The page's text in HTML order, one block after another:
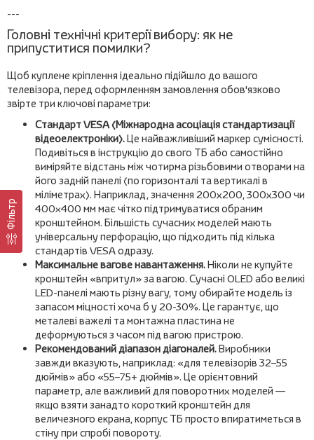
Фільтр
---
Головні технічні критерії вибору: як не
припуститися помилки?
Щоб куплене кріплення ідеально підійшло до вашого
телевізора, перед оформленням замовлення обов'язково
звірте три ключові параметри:
Стандарт VESA (Міжнародна асоціація стандартизації
відеоелектроніки).Це найважливіший маркер сумісності.
Подивіться в інструкцію до свого ТБ або самостійно
виміряйте відстань між чотирма різьбовими отворами на
його задній панелі (по горизонталі та вертикалі в
міліметрах). Наприклад, значення 200х200, 300х300 чи
400x400 мм має чітко підтримуватися обраним
кронштейном. Більшість сучасних моделей мають
універсальну перфорацію, що підходить під кілька
стандартів VESA одразу.
Максимальне вагове навантаження.Ніколи не купуйте
кронштейн «впритул» за вагою. Сучасні OLED або великі
LED-панелі мають різну вагу, тому обирайте модель із
запасом міцності хоча б у 20-30%. Це гарантує, що
металеві важелі та монтажна пластина не
деформуються з часом під вагою пристрою.
Рекомендований діапазон діагоналей.Виробники
завжди вказують, наприклад: «для телевізорів 32–55
дюймів» або «55–75+ дюймів». Це орієнтовний
параметр, але важливий для поворотних моделей —
якщо взяти занадто короткий кронштейн для
величезного екрана, корпус ТБ просто впиратиметься в
стіну при спробі повороту.